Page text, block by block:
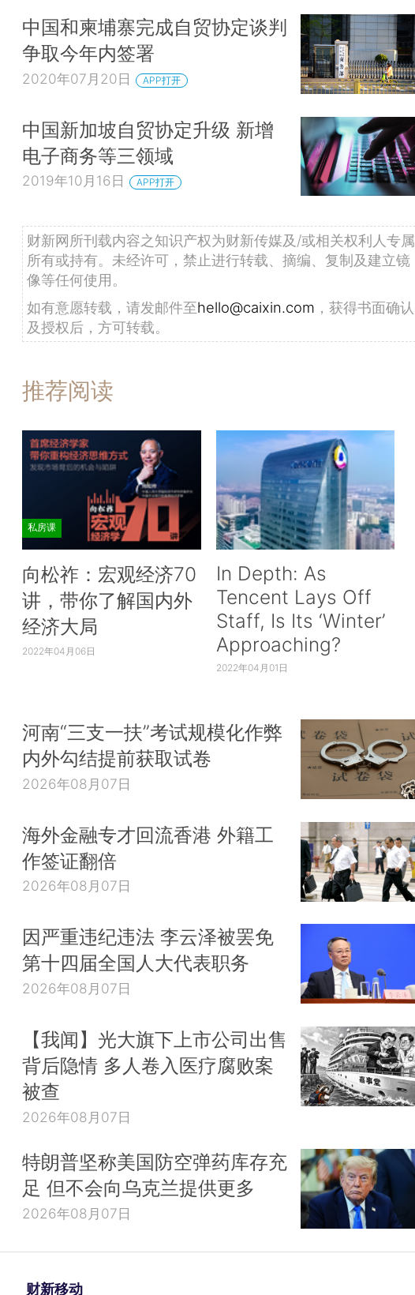
中国和柬埔寨完成自贸协定谈判
争取今年内签署
2020年07月20日 APP打开
中国新加坡自贸协定升级 新增
电子商务等三领域
2019年10月16日 APP打开
财新网所刊载内容之知识产权为财新传媒及/或相关权利人专属
所有或持有。未经许可，禁止进行转载、摘编、复制及建立镜
像等任何使用。
如有意愿转载，请发邮件至hello@caixin.com ，获得书面确认
及授权后，方可转载。
推荐阅读
私房课
向松祚：宏观经济70
讲，带你了解国内外
经济大局
2022年04月06日
In Depth: As
Tencent Lays Off
Staff, Is Its ‘Winter’
Approaching?
2022年04月01日
河南“三支一扶”考试规模化作弊
内外勾结提前获取试卷
2026年08月07日
海外金融专才回流香港 外籍工
作签证翻倍
2026年08月07日
因严重违纪违法 李云泽被罢免
第十四届全国人大代表职务
2026年08月07日
【我闻】光大旗下上市公司出售
背后隐情 多人卷入医疗腐败案
被查
2026年08月07日
特朗普坚称美国防空弹药库存充
足 但不会向乌克兰提供更多
2026年08月07日
财新移动